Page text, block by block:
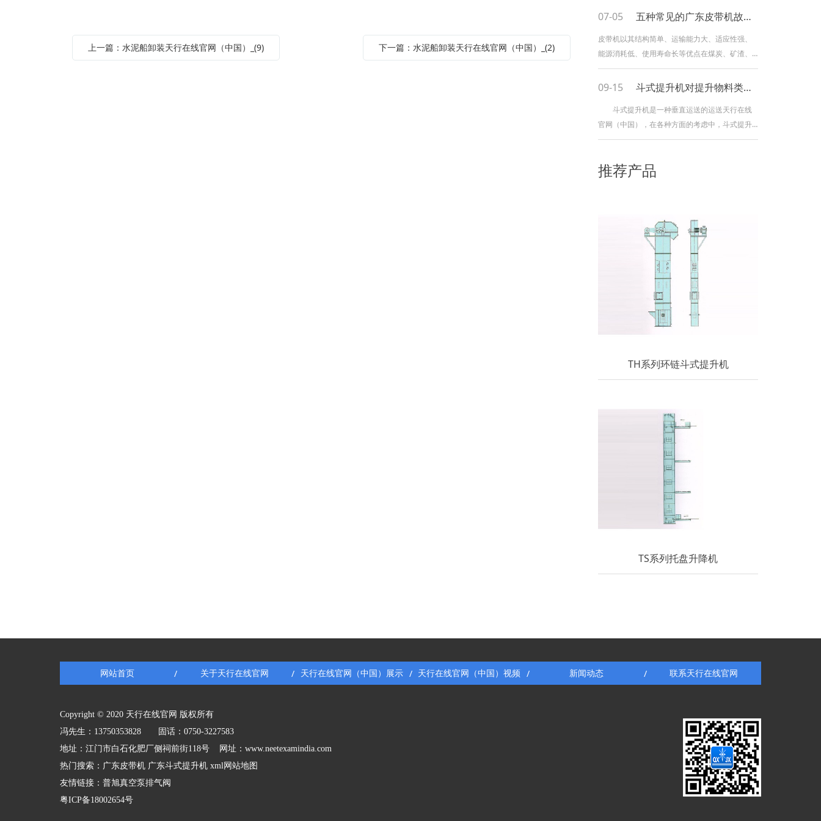
上一篇：水泥船卸装天行在线官网（中国）_(9) 下一篇：水泥船卸装天行在线官网（中国）_(2)
07-05 五种常见的广东皮带机故障解决办法！
皮带机以其结构简单、运输能力大、适应性强、
能源消耗低、使用寿命长等优点在煤炭、矿渣、
粉类等出产线中有着广泛的使用。由于输送物质
内摩擦力大、磨损大的特点，使得皮带机在实际
过程的顺利进行。小编总结了皮带机作业中简单
呈现的毛病及相应的解决方法，希望能给您带来
一
09-15 斗式提升机对提升物料类型有什么要求？
斗式提升机是一种垂直运送的运送天行在线
官网（中国），在各种方面的考虑中，斗式提升
机关于物料的要求都是粉末状和小颗粒的。斗式
多职业产品的提升。可是斗式提升机的运用规模
也不能大。斗式提升机合适运送的物料必要是经
过破碎过的物料，比如小麦，玉米，面粉，骨
推荐产品
TH系列环链斗式提升机
TS系列托盘升降机
网站首页 / 关于天行在线官网 / 天行在线官网（中国）展示 / 天行在线官网（中国）视频 / 新闻动态 / 联系天行在线官网
Copyright © 2020 天行在线官网 版权所有
冯先生：13750353828 固话：0750-3227583
地址：江门市白石化肥厂侧祠前街118号 网址： www.neetexamindia.com
热门搜索： 广东皮带机 广东斗式提升机 xml网站地图
友情链接： 普旭真空泵排气阀
粤ICP备18002654号